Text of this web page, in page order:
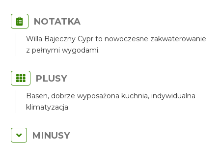
NOTATKA
Willa Bajeczny Cypr to nowoczesne zakwaterowanie
z pełnymi wygodami.
PLUSY
Basen, dobrze wyposażona kuchnia, indywidualna
klimatyzacja.
MINUSY